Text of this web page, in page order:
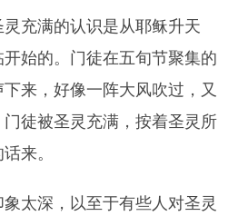
充满的认识是从耶稣升天
始的。门徒在五旬节聚集的
来，好像一阵大风吹过，又
徒被圣灵充满，按着圣灵所
来。
太深，以至于有些人对圣灵